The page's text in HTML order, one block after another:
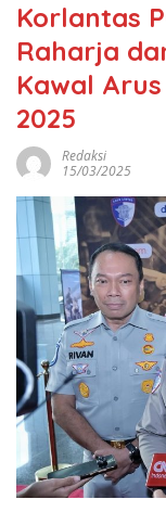
Korlantas
Raharja
Kawal
2025
Redaksi
15/03/2025